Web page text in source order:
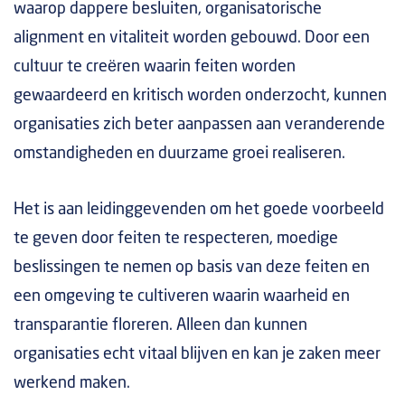
waarop dappere besluiten, organisatorische
alignment en vitaliteit worden gebouwd. Door een
cultuur te creëren waarin feiten worden
gewaardeerd en kritisch worden onderzocht, kunnen
organisaties zich beter aanpassen aan veranderende
omstandigheden en duurzame groei realiseren.
Het is aan leidinggevenden om het goede voorbeeld
te geven door feiten te respecteren, moedige
beslissingen te nemen op basis van deze feiten en
een omgeving te cultiveren waarin waarheid en
transparantie floreren. Alleen dan kunnen
organisaties echt vitaal blijven en kan je zaken meer
werkend maken.